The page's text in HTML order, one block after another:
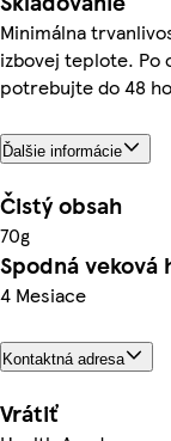
Minimálna
izbovej teplote. Po
potrebujte do 48
Ďalšie informácie
Čistý obsah
70g
Spodná veková
4 Mesiace
Kontaktná adresa
Vrátiť